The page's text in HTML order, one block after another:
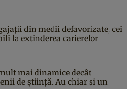
din medii defavorizate, cei
la extinderea carierelor
mai dinamice decât
de știință. Au chiar și un